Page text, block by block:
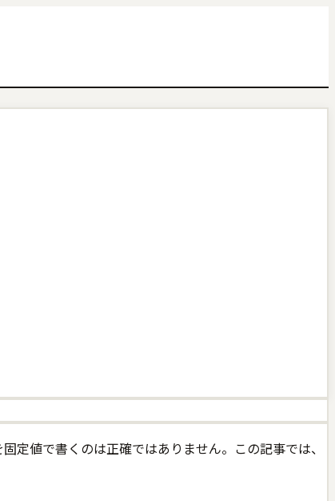
値で書くのは正確ではありません。この記事では、